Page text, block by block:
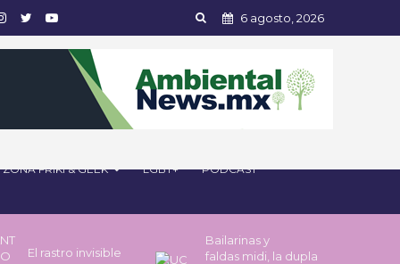
6 agosto, 2026
ZONA FRIKI & GEEK LGBT+ PODCAST
El rastro invisible
Bailarinas y
faldas midi, la dupla